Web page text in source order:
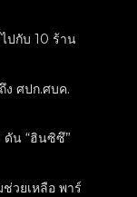
ปกับ 10 ร้าน
ง ศปก.ศบค.
ดัน “ฮินซิซึ”
วยเหลือ พาร์